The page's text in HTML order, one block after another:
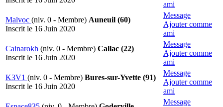
ami
Malvoc (niv. 0 - Membre) Auneuil (60)
Inscrit le 16 Juin 2020
Message
Ajouter comme
ami
Cainarokh (niv. 0 - Membre) Callac (22)
Inscrit le 16 Juin 2020
Message
Ajouter comme
ami
K3V1 (niv. 0 - Membre) Bures-sur-Yvette (91)
Inscrit le 16 Juin 2020
Message
Ajouter comme
ami
Message